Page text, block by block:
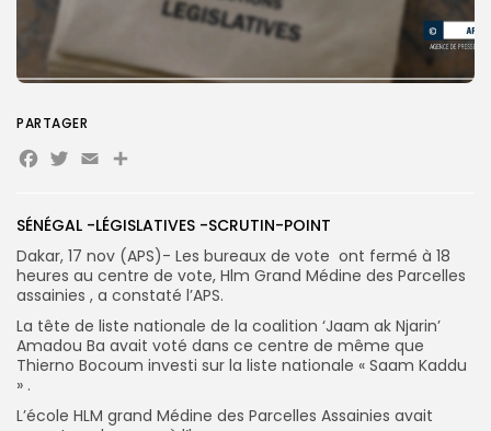
Search
Search
SÉNÉGAL -LÉGISLATIVES -SCRUTIN-POINT
Dakar, 17 nov (APS)- Les bureaux de vote ont fermé à 18
heures au centre de vote, Hlm Grand Médine des Parcelles
assainies , a constaté l’APS.
La tête de liste nationale de la coalition ‘Jaam ak Njarin’
Amadou Ba avait voté dans ce centre de même que
Thierno Bocoum investi sur la liste nationale « Saam Kaddu
» .
L’école HLM grand Médine des Parcelles Assainies avait
PARTAGER
Facebook
Twitter
EmailPartager